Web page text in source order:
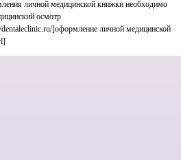
личной медицинской книжки необходимо
осмотр
]оформление личной медицинской